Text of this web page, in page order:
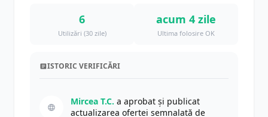
6
Utilizări (30 zile)
acum 4 zile
Ultima folosire OK
ISTORIC VERIFICĂRI
Mircea T.C. a aprobat și publicat
actualizarea ofertei semnalată de